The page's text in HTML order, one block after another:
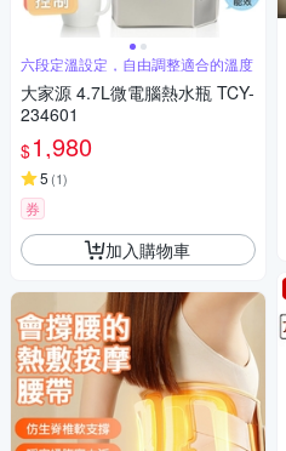
六段定溫設定，自由調整適合的溫度
大家源 4.7L微電腦熱水瓶 TCY-
234601
$1,980
5 (1)
券
加入購物車